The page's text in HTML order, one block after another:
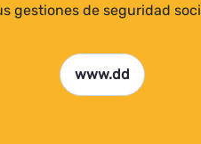
gestiones de seguridad
www.dd